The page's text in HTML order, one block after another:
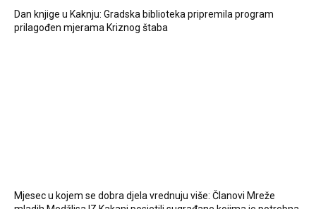
Dan knjige u Kaknju: Gradska biblioteka pripremila program
prilagođen mjerama Kriznog štaba
Mjesec u kojem se dobra djela vrednuju više: Članovi Mreže